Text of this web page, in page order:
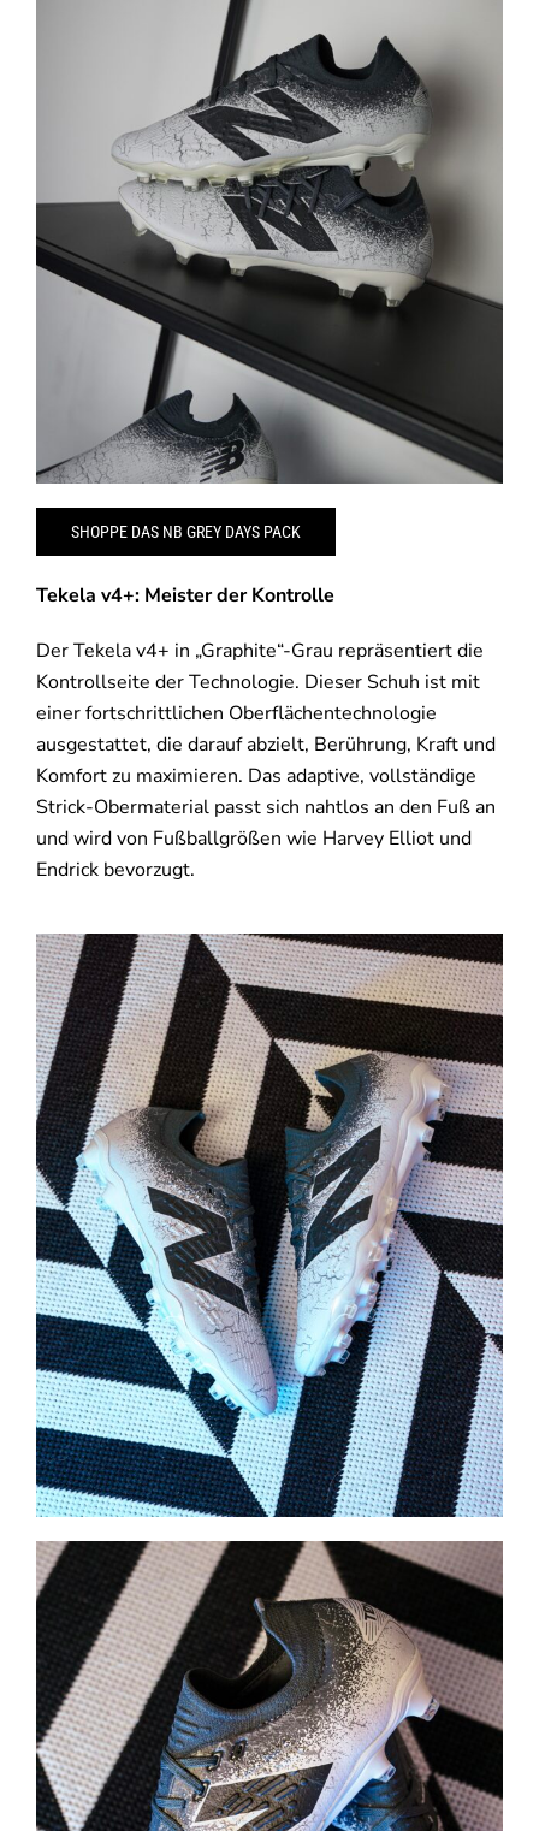
SHOPPE DAS NB GREY DAYS PACK
Tekela v4+: Meister der Kontrolle
Der Tekela v4+ in „Graphite“-Grau repräsentiert die
Kontrollseite der Technologie. Dieser Schuh ist mit
einer fortschrittlichen Oberflächentechnologie
ausgestattet, die darauf abzielt, Berührung, Kraft und
Komfort zu maximieren. Das adaptive, vollständige
Strick-Obermaterial passt sich nahtlos an den Fuß an
und wird von Fußballgrößen wie Harvey Elliot und
Endrick bevorzugt.